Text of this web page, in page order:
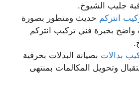
جليب الشيوخ.
انتركم حديث ومتطور بصورة
بخبرة فني تركيب انتركم
بدالات بصيانة البدلات بحرفية
وتحويل المكالمات بمنتهى